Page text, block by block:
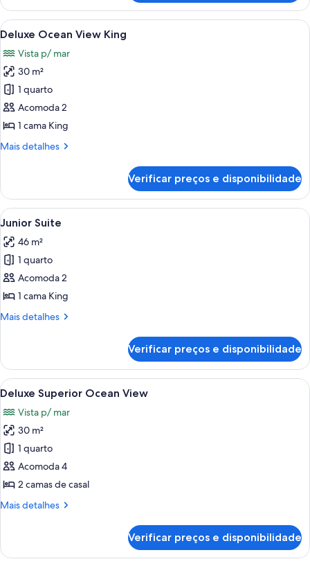
Nature
View
King
Carrega
todas
as
fotos
de
Deluxe
Ocean
King
Quarto de hotel com cama,
8
Deluxe Ocean View King
Vista p/ mar
30 m²
1 quarto
Acomoda 2
1 cama King
Mais detalhes
Mais
Ocean
View
King
Verificar preços e disponibilidade
Carrega
todas
as
fotos
de
Junior
Suite
Quarto de hotel com cama grande,
6
Junior Suite
46 m²
1 quarto
Acomoda 2
1 cama King
Mais detalhes
Mais
Suite
Verificar preços e disponibilidade
Carrega
todas
as
fotos
de
Deluxe
Superior
View
Quarto de hotel com duas camas,
8
Deluxe Superior Ocean View
Vista p/ mar
30 m²
1 quarto
Acomoda 4
2 camas de casal
Mais detalhes
Mais
Superior
Verificar preços e disponibilidade